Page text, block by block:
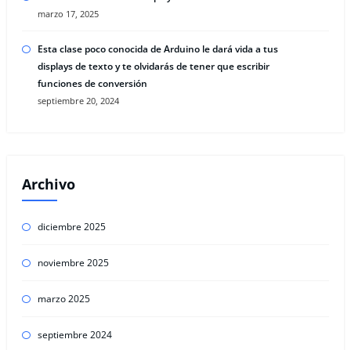
marzo 17, 2025
Esta clase poco conocida de Arduino le dará vida a tus
displays de texto y te olvidarás de tener que escribir
funciones de conversión
septiembre 20, 2024
Archivo
diciembre 2025
noviembre 2025
marzo 2025
septiembre 2024